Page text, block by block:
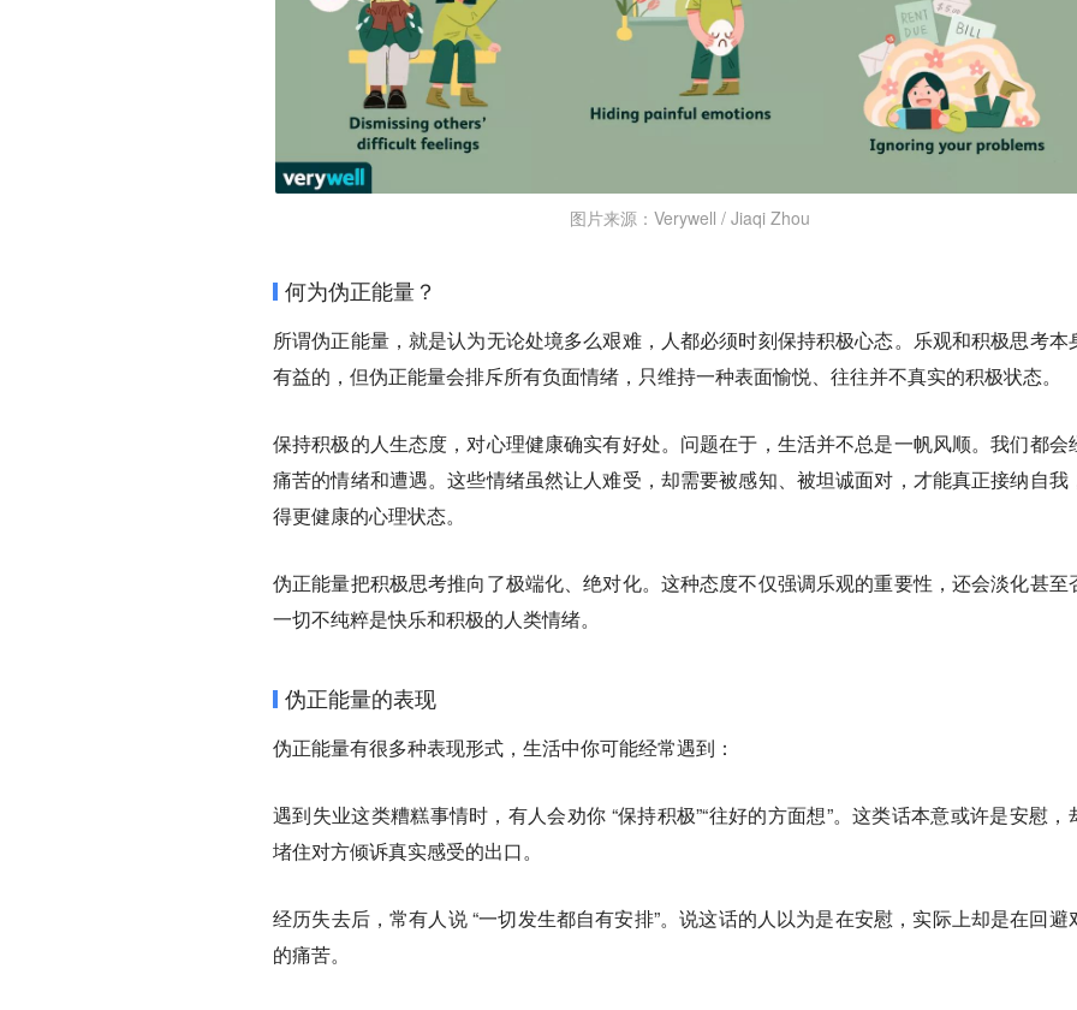
图片来源：Verywell / Jiaqi Zhou
何为伪正能量？
所谓伪正能量，就是认为无论处境多么艰难，人都必须时刻保持积极心态。乐观和积极思考本
有益的，但伪正能量会排斥所有负面情绪，只维持一种表面愉悦、往往并不真实的积极状态。
保持积极的人生态度，对心理健康确实有好处。问题在于，生活并不总是一帆风顺。我们都会
痛苦的情绪和遭遇。这些情绪虽然让人难受，却需要被感知、被坦诚面对，才能真正接纳自我
得更健康的心理状态。
伪正能量把积极思考推向了极端化、绝对化。这种态度不仅强调乐观的重要性，还会淡化甚至
一切不纯粹是快乐和积极的人类情绪。
伪正能量的表现
伪正能量有很多种表现形式，生活中你可能经常遇到：
遇到失业这类糟糕事情时，有人会劝你 “保持积极”“往好的方面想”。这类话本意或许是安慰，
堵住对方倾诉真实感受的出口。
经历失去后，常有人说 “一切发生都自有安排”。说这话的人以为是在安慰，实际上却是在回避
的痛苦。